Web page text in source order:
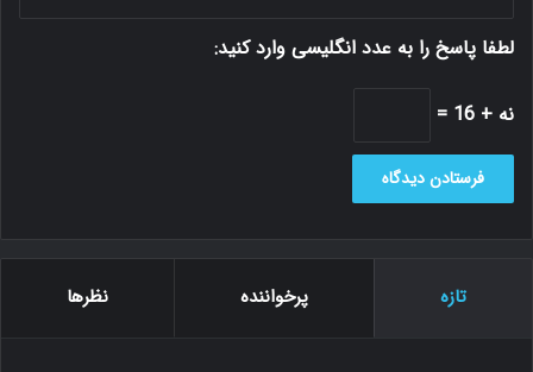
لطفا پاسخ را به عدد انگلیسی وارد کنید:
نه + 16 =
تازه پرخواننده نظرها